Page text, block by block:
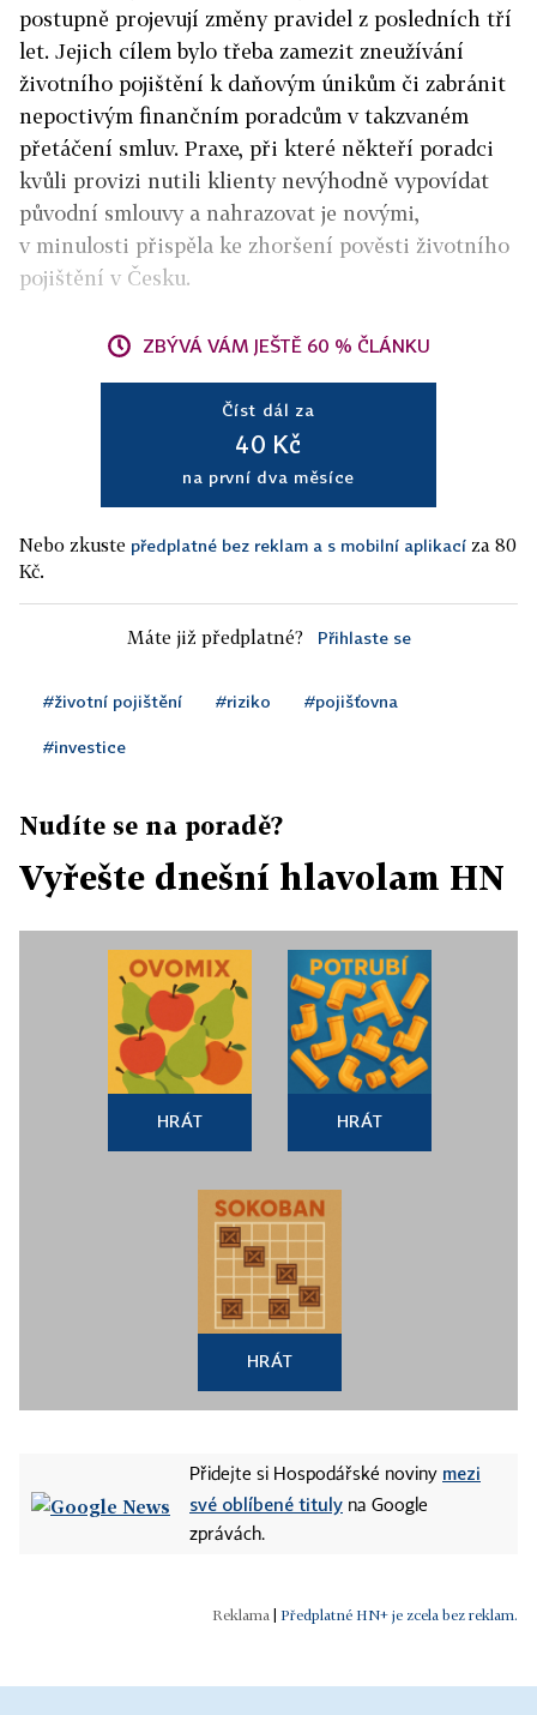
postupně projevují změny pravidel z posledních tří
let. Jejich cílem bylo třeba zamezit zneužívání
životního pojištění k daňovým únikům či zabránit
nepoctivým finančním poradcům v takzvaném
přetáčení smluv. Praxe, při které někteří poradci
kvůli provizi nutili klienty nevýhodně vypovídat
původní smlouvy a nahrazovat je novými,
v minulosti přispěla ke zhoršení pověsti životního
pojištění v Česku.
ZBÝVÁ VÁM JEŠTĚ 60 % ČLÁNKU
Číst dál za
40 Kč
na první dva měsíce
Nebo zkuste předplatné bez reklam a s mobilní aplikací za 80
Kč.
Máte již předplatné? Přihlaste se
#životní pojištění #riziko #pojišťovna
#investice
Nudíte se na poradě?
Vyřešte dnešní hlavolam HN
HRÁT HRÁT
HRÁT
Přidejte si Hospodářské noviny mezi
své oblíbené tituly na Google
zprávách.
Předplatné HN+ je zcela bez reklam.